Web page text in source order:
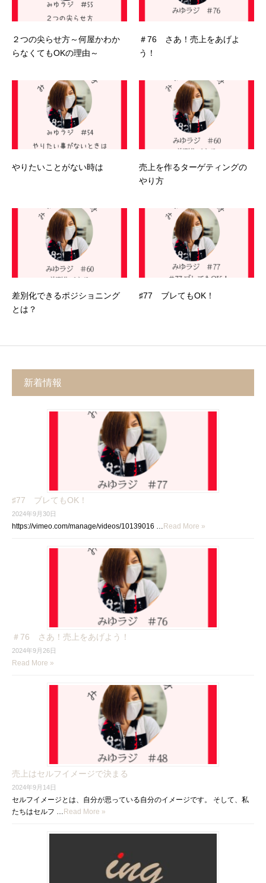
２つの尖らせ方～何屋かわか
らなくてもOKの理由～
＃76 さあ！売上をあげよ
う！
やりたいことがない時は
売上を作るターゲティングの
やり方
差別化できるポジショニング
とは？
♯77 ブレてもOK！
新着情報
♯77 ブレてもOK！
2024年9月30日
https://vimeo.com/manage/videos/10139016 … Read More »
＃76 さあ！売上をあげよう！
2024年9月26日
Read More »
売上はセルフイメージで決まる
2024年9月14日
セルフイメージとは、自分が思っている自分のイメージです。 そして、私
たちはセルフ … Read More »